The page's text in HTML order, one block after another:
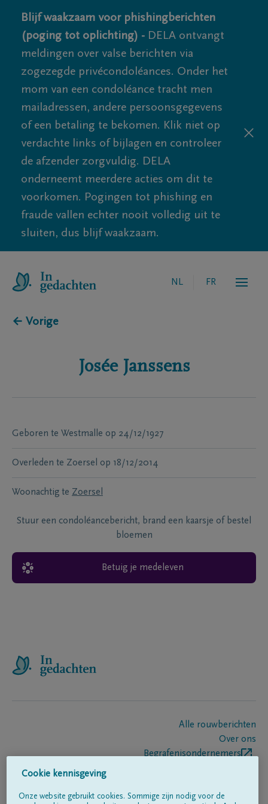
Blijf waakzaam voor phishingberichten
(poging tot oplichting) - DELA ontvangt
meldingen over valse berichten via
zogezegde privécondoléances. Onder het
mom van een condoléance tracht men
mailadressen, andere persoonsgegevens
of een betaling te bekomen. Klik niet op
verdachte links of bijlagen en controleer
de afzender zorgvuldig. DELA
onderneemt meerdere acties om dit te
voorkomen. Pogingen tot phishing en
fraude vallen echter nooit volledig uit te
sluiten, dus blijf waakzaam.
NL FR
← Vorige
Josée Janssens
Geboren te Westmalle op 24/12/1927
Overleden te Zoersel op 18/12/2014
Woonachtig te Zoersel
Stuur een condoléancebericht, brand een kaarsje of bestel
bloemen
Betuig je medeleven
Alle rouwberichten
Over ons
Begrafenisondernemers
Cookie kennisgeving
Onze website gebruikt cookies. Sommige zijn nodig voor de